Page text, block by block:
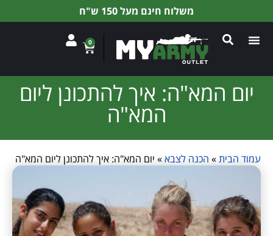
משלוח חינם מעל 150 ש"ח
0
יום המא"ה: איך להתכונן ליום
המא"ה
עמוד הבית» הכנה לצבא» יום המא"ה: איך להתכונן ליום המא"ה